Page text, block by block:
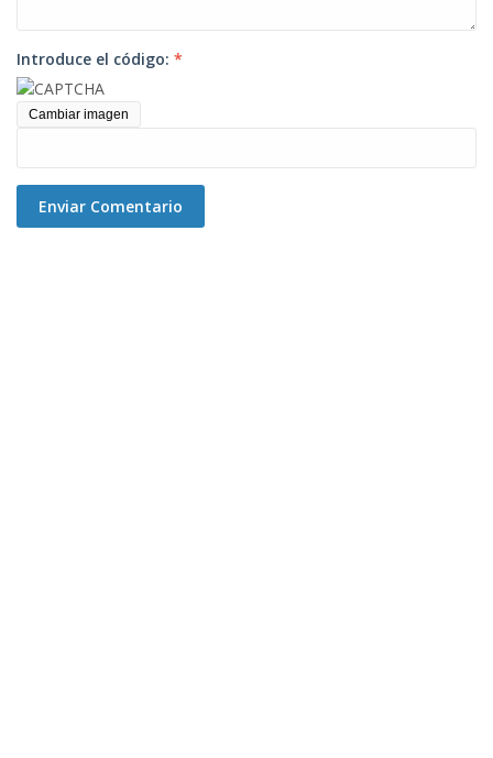
Introduce el código: *
Cambiar imagen
Enviar Comentario